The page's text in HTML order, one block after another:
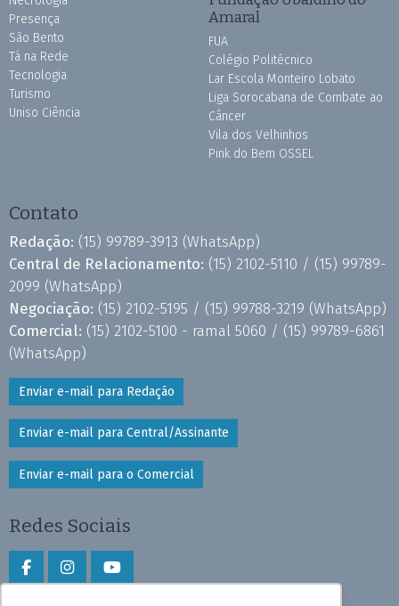
Presença
São Bento
Tá na Rede
Tecnologia
Turismo
Uniso Ciência
Amaral
FUA
Colégio Politécnico
Lar Escola Monteiro Lobato
Liga Sorocabana de Combate ao
Câncer
Vila dos Velhinhos
Pink do Bem OSSEL
Contato
Redação: (15) 99789-3913 (WhatsApp)
Central de Relacionamento: (15) 2102-5110 / (15) 99789-
2099 (WhatsApp)
Negociação: (15) 2102-5195 / (15) 99788-3219 (WhatsApp)
Comercial: (15) 2102-5100 - ramal 5060 / (15) 99789-6861
(WhatsApp)
Enviar e-mail para Redação
Enviar e-mail para Central/Assinante
Enviar e-mail para o Comercial
Redes Sociais